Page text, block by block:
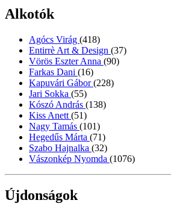
Alkotók
Agócs Virág (418)
Entirrè Art & Design (37)
Vörös Eszter Anna (90)
Farkas Dani (16)
Kapuvári Gábor(228)
Jari Sokka (55)
Kószó András (138)
Kiss Anett (51)
Nagy Tamás (101)
Hegedűs Márta (71)
Szabo Hajnalka (32)
Vászonkép Nyomda (1076)
Újdonságok